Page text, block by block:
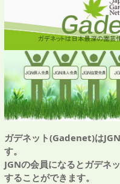
ガデネット(Gadenet)は
す。
JGNの会員になるとガデネ
することができます。